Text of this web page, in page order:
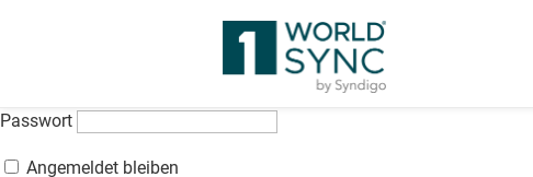
Der Zugriff auf diesen kurs erfordert eine Anmeldung. Bitte geben
Benutzername oder E-Mail-Adresse
Passwort
Angemeldet bleiben